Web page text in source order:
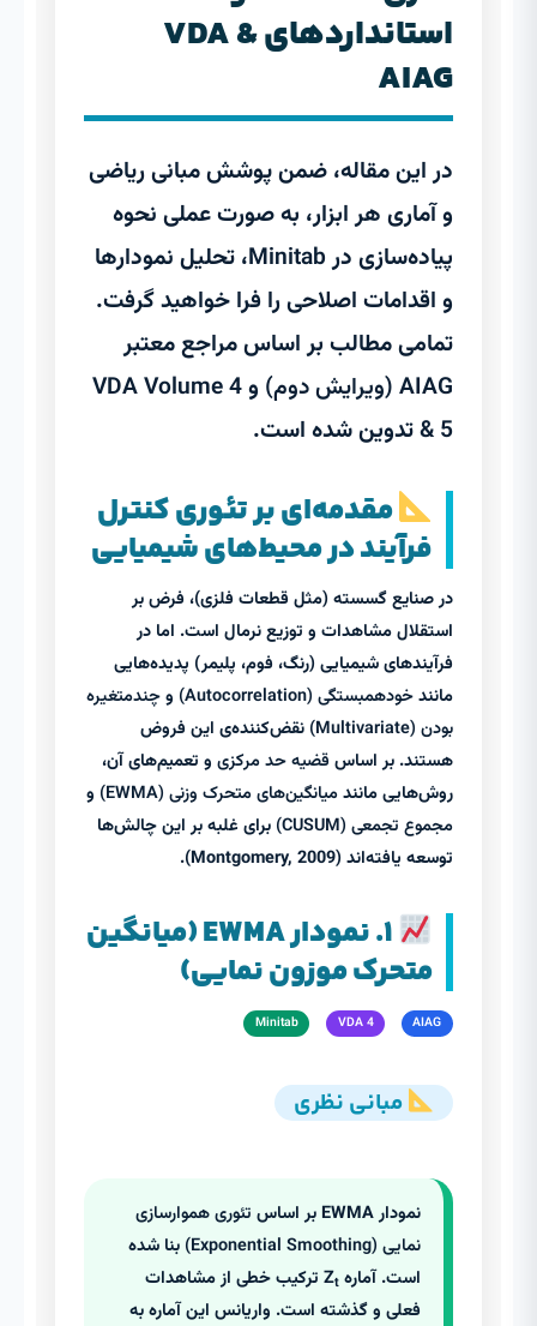
استانداردهای VDA &
AIAG
در این مقاله، ضمن پوشش مبانی ریاضی
و آماری هر ابزار، به صورت عملی نحوه
پیاده‌سازی درMinitab، تحلیل نمودارها
و اقدامات اصلاحی را فرا خواهید گرفت.
تمامی مطالب بر اساس مراجع معتبر
AIAG (ویرایش دوم)
وVDA Volume 4
& 5تدوین شده است.
مقدمه‌ای بر تئوری کنترل
فرآیند در محیط‌های شیمیایی
در صنایع گسسته (مثل قطعات فلزی)، فرض بر
استقلال مشاهدات و توزیع نرمال است. اما در
فرآیندهای شیمیایی (رنگ، فوم، پلیمر) پدیده‌هایی
مانندخودهمبستگی (Autocorrelation) وچندمتغیره
بودن (Multivariate)
نقض‌کننده‌ی این فروض
هستند. بر اساس قضیه حد مرکزی و تعمیم‌های آن،
روش‌هایی مانندمیانگین‌های متحرک وزنی (EWMA)
و
مجموع تجمعی (CUSUM)
برای غلبه بر این چالش‌ها
توسعه یافته‌اند (Montgomery, 2009).
۱. نمودار EWMA (میانگین
متحرک موزون نمایی)
AIAG
VDA 4
Minitab
مبانی نظری
نمودار EWMA بر اساس
تئوری هموارسازی
نمایی (Exponential Smoothing)
بنا شده
است. آماره Zt
ترکیب خطی از مشاهدات
فعلی و گذشته است. واریانس این آماره به